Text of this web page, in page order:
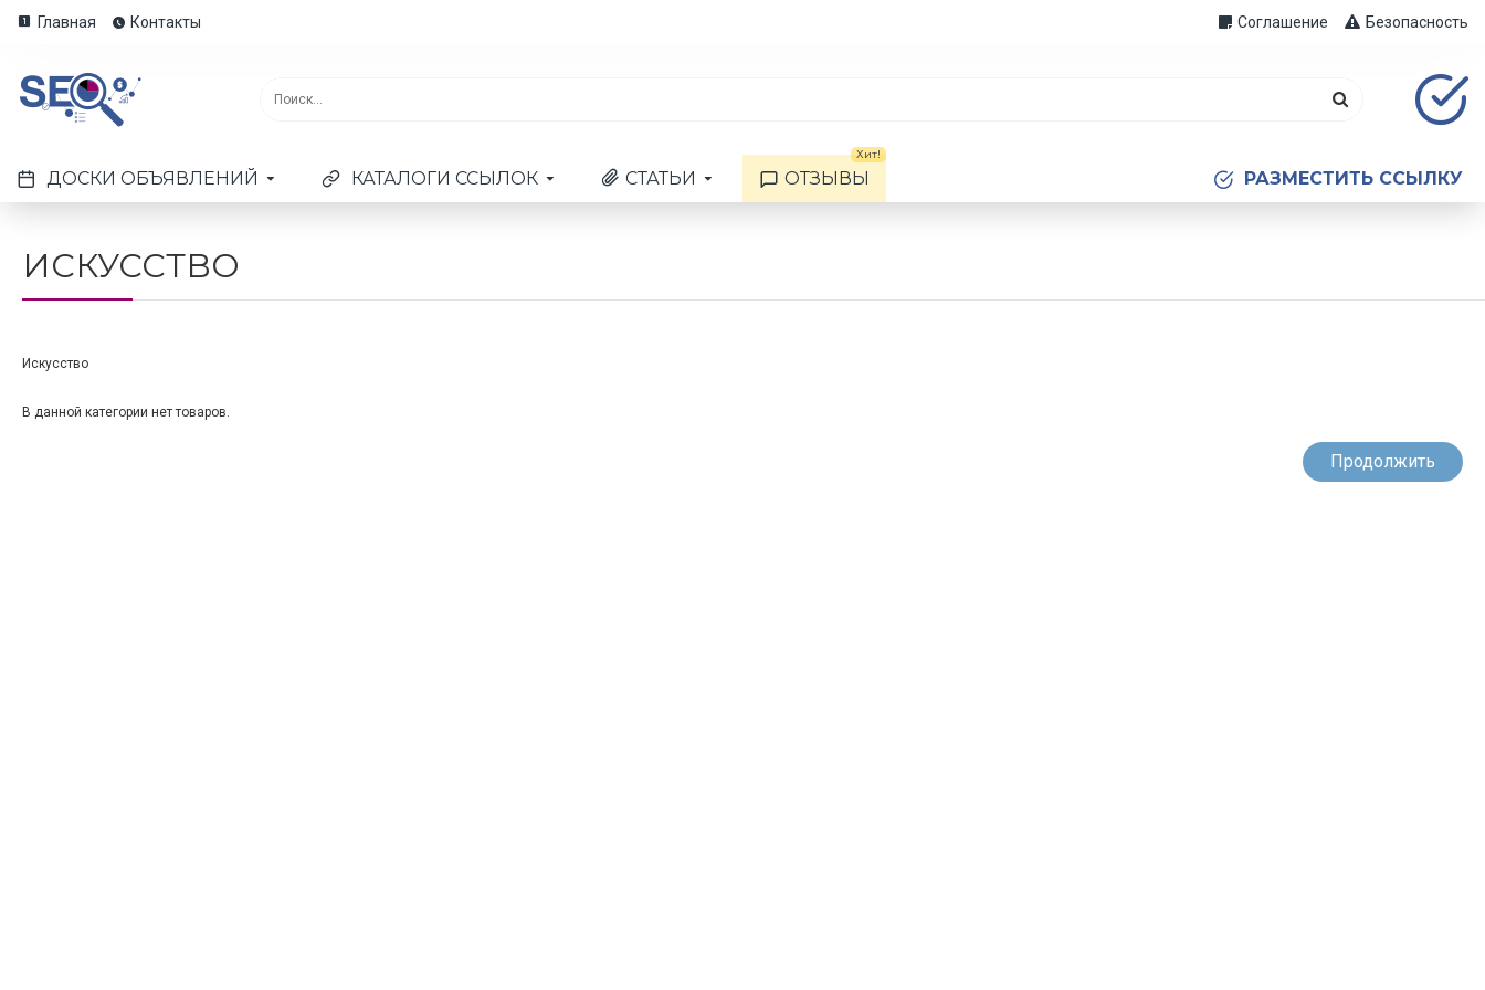
Главная Контакты Соглашение Безопасность
ДОСКИ ОБЪЯВЛЕНИЙ КАТАЛОГИ ССЫЛОК СТАТЬИ ОТЗЫВЫ
Хит!
РАЗМЕСТИТЬ ССЫЛКУ
ИСКУССТВО
Искусство
В данной категории нет товаров.
Продолжить